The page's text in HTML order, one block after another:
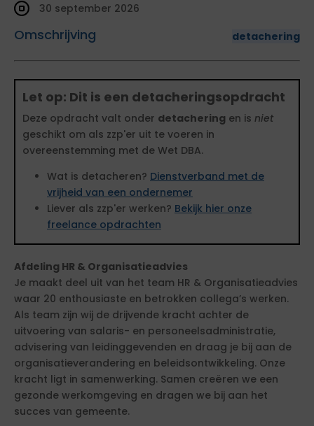
Omschrijving detachering
30 september 2026
Let op: Dit is een detacheringsopdracht
Deze opdracht valt onder detachering en is niet
geschikt om als zzp'er uit te voeren in
overeenstemming met de Wet DBA.
Wat is detacheren? Dienstverband met de
vrijheid van een ondernemer
Liever als zzp'er werken? Bekijk hier onze
freelance opdrachten
Afdeling HR & Organisatieadvies
Je maakt deel uit van het team HR & Organisatieadvies
waar 20 enthousiaste en betrokken collega’s werken.
Als team zijn wij de drijvende kracht achter de
uitvoering van salaris- en personeelsadministratie,
advisering van leidinggevenden en draag je bij aan de
organisatieverandering en beleidsontwikkeling. Onze
kracht ligt in samenwerking. Samen creëren we een
gezonde werkomgeving en dragen we bij aan het
succes van gemeente.